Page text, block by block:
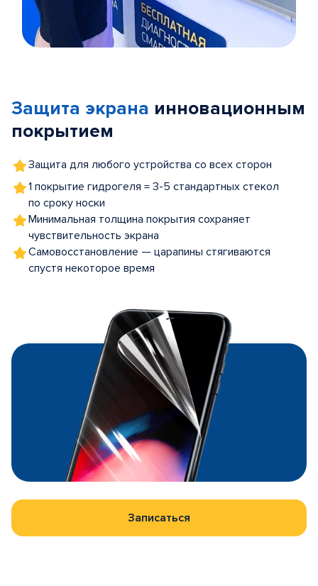
5
Защита экрана инновационным
покрытием
Защита для любого устройства со всех сторон
1 покрытие гидрогеля = 3-5 стандартных стекол
по сроку носки
Минимальная толщина покрытия сохраняет
чувствительность экрана
Самовосстановление — царапины стягиваются
спустя некоторое время
Записаться